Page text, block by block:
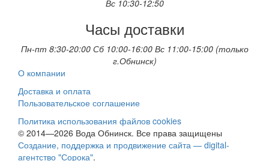
Вс 10:30-12:50
Часы доставки
Пн-пт 8:30-20:00 Сб 10:00-16:00 Вс 11:00-15:00 (только
г.Обнинск)
О компании
Доставка и оплата
Пользовательское соглашение
Политика использования файлов cookies
© 2014—2026 Вода Обнинск. Все права защищены
Создание, поддержка и продвижение сайта — digital-
агентство "Сорока".